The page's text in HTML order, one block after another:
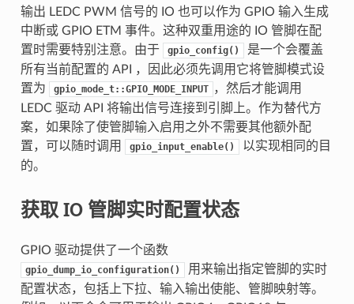
输出 LEDC PWM 信号的 IO 也可以作为 GPIO 输入生成
中断或 GPIO ETM 事件。这种双重用途的 IO 管脚在配
置时需要特别注意。由于
gpio_config()
是一个会覆盖
所有当前配置的 API ，因此必须先调用它将管脚模式设
置为
gpio_mode_t::GPIO_MODE_INPUT ，然后才能调用
LEDC 驱动 API 将输出信号连接到引脚上。作为替代方
案，如果除了使管脚输入启用之外不需要其他额外配
置，可以随时调用
gpio_input_enable()
以实现相同的目
的。
获取 IO 管脚实时配置状态
GPIO 驱动提供了一个函数
gpio_dump_io_configuration()
用来输出指定管脚的实时
配置状态，包括上下拉、输入输出使能、管脚映射等。